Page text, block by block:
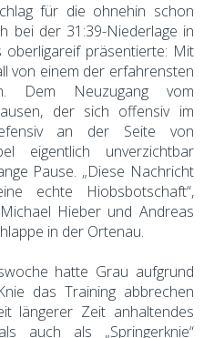
für die ohnehin schon
bei der 31:39-Niederlage in
präsentierte: Mit
von einem der erfahrensten
Dem Neuzugang vom
der sich offensiv im
an der Seite von
eigentlich unverzichtbar
Pause. „Diese Nachricht
echte Hiobsbotschaft“,
Hieber und Andreas
in der Ortenau.
hatte Grau aufgrund
das Training abbrechen
längerer Zeit anhaltendes
auch als „Springerknie“